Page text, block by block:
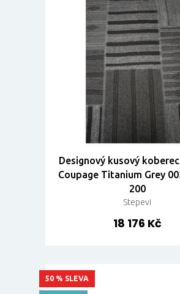
Designový kusový
Coupage Titanium Grey
200
Stepevi
18 176 Kč
50 % SLEVA